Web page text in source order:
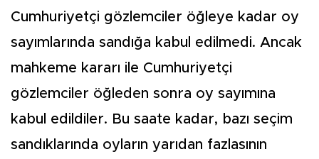
Cumhuriyetçi gözlemciler öğleye kadar oy
sayımlarında sandığa kabul edilmedi. Ancak
mahkeme kararı ile Cumhuriyetçi
gözlemciler öğleden sonra oy sayımına
kabul edildiler. Bu saate kadar, bazı seçim
sandıklarında oyların yarıdan fazlasının